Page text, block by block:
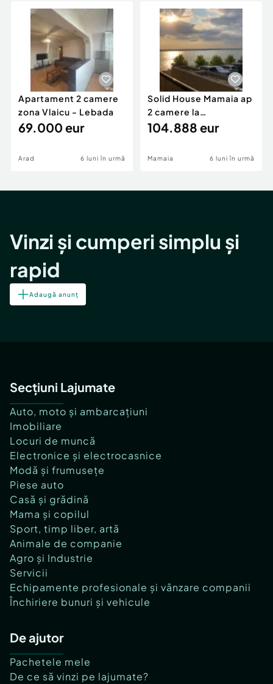
Apartament 2 camere
zona Vlaicu - Lebada
69.000 eur
Arad 6 luni în urmă
Solid House Mamaia ap
2 camere la
cheie,langa Mega
104.888 eur
Mamaia 6 luni în urmă
Vinzi și cumperi simplu și
rapid
Adaugă anunț
Secțiuni Lajumate
Auto, moto și ambarcațiuni
Imobiliare
Locuri de muncă
Electronice și electrocasnice
Modă și frumusețe
Piese auto
Casă și grădină
Mama și copilul
Sport, timp liber, artă
Animale de companie
Agro și Industrie
Servicii
Echipamente profesionale și vânzare companii
Închiriere bunuri și vehicule
De ajutor
Pachetele mele
De ce să vinzi pe lajumate?